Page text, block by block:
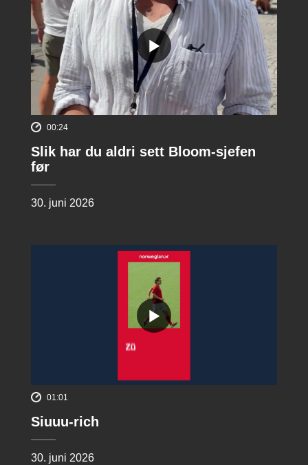
00:24
Slik har du aldri sett Bloom-sjefen
før
30. juni 2026
01:01
Siuuu-rich
30. juni 2026